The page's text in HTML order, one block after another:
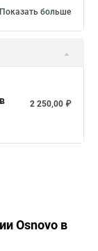
Показать больше
2 250,00 ₽
Osnovo в